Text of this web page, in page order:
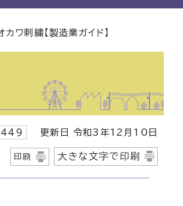
ワ刺繍【製造業ガイド】
更新日 令和3年12月10日
印刷 大きな文字で印刷